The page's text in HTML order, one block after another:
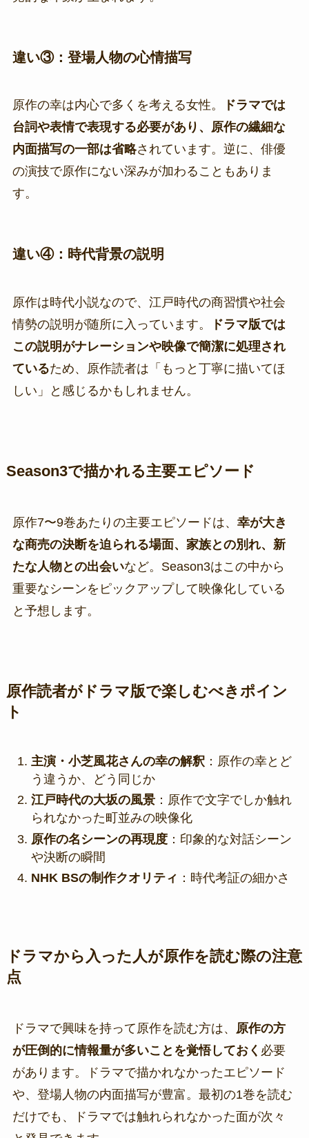
違い③：登場人物の心情描写
原作の幸は内心で多くを考える女性。
ドラマでは
台詞や表情で表現する必要があり、原作の繊細な
内面描写の一部は省略されています。逆に、俳優
の演技で原作にない深みが加わることもありま
す。
違い④：時代背景の説明
原作は時代小説なので、江戸時代の商習慣や社会
情勢の説明が随所に入っています。
ドラマ版では
この説明がナレーションや映像で簡潔に処理され
ているため、原作読者は「もっと丁寧に描いてほ
しい」と感じるかもしれません。
Season3で描かれる主要エピソード
原作7〜9巻あたりの主要エピソードは、 幸が大き
な商売の決断を迫られる場面、家族との別れ、新
たな人物との出会いなど。Season3はこの中から
重要なシーンをピックアップして映像化している
と予想します。
原作読者がドラマ版で楽しむべきポイン
ト
主演・小芝風花さんの幸の解釈：原作の幸とど
う違うか、どう同じか
江戸時代の大坂の風景：原作で文字でしか触れ
られなかった町並みの映像化
原作の名シーンの再現度：印象的な対話シーン
や決断の瞬間
NHK BSの制作クオリティ ：時代考証の細かさ
ドラマから入った人が原作を読む際の注意
点
ドラマで興味を持って原作を読む方は、 原作の方
が圧倒的に情報量が多いことを覚悟しておく 必要
があります。ドラマで描かれなかったエピソード
や、登場人物の内面描写が豊富。最初の1巻を読む
だけでも、ドラマでは触れられなかった面が次々